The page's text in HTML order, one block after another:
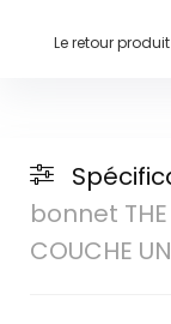
Le retour produit
bonnet THE
COUCHE